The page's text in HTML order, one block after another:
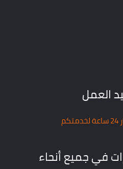
العمل
في جميع أنحاء